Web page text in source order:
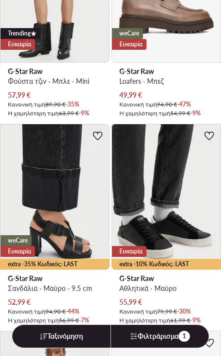
Trending
Ευκαιρία
G-Star Raw
Φούστα τζιν · Μπλε · Mini
Τρέχουσα τιμή
57,99€
Κανονική τιμή89,90 €-35%
Η χαμηλότερη τιμή63,99 €-9%
weCare
Ευκαιρία
G-Star Raw
Loafers · Μπεζ
Τρέχουσα τιμή
49,99€
Κανονική τιμή94,90 €-47%
Η χαμηλότερη τιμή54,99 €-9%
extra -35% Κωδικός: LAST
weCare
Ευκαιρία
G-Star Raw
Σανδάλια · Μαύρο · 9.5 cm
Τρέχουσα τιμή
52,99€
Κανονική τιμή94,90 €-44%
Η χαμηλότερη τιμή56,99 €-7%
extra -10% Κωδικός: LAST
Ευκαιρία
G-Star Raw
Αθλητικά · Μαύρο
Τρέχουσα τιμή
55,99€
Κανονική τιμή79,99 €-30%
Η χαμηλότερη τιμή61,99 €-9%
Ταξινόμηση Φιλτράρισμα 1